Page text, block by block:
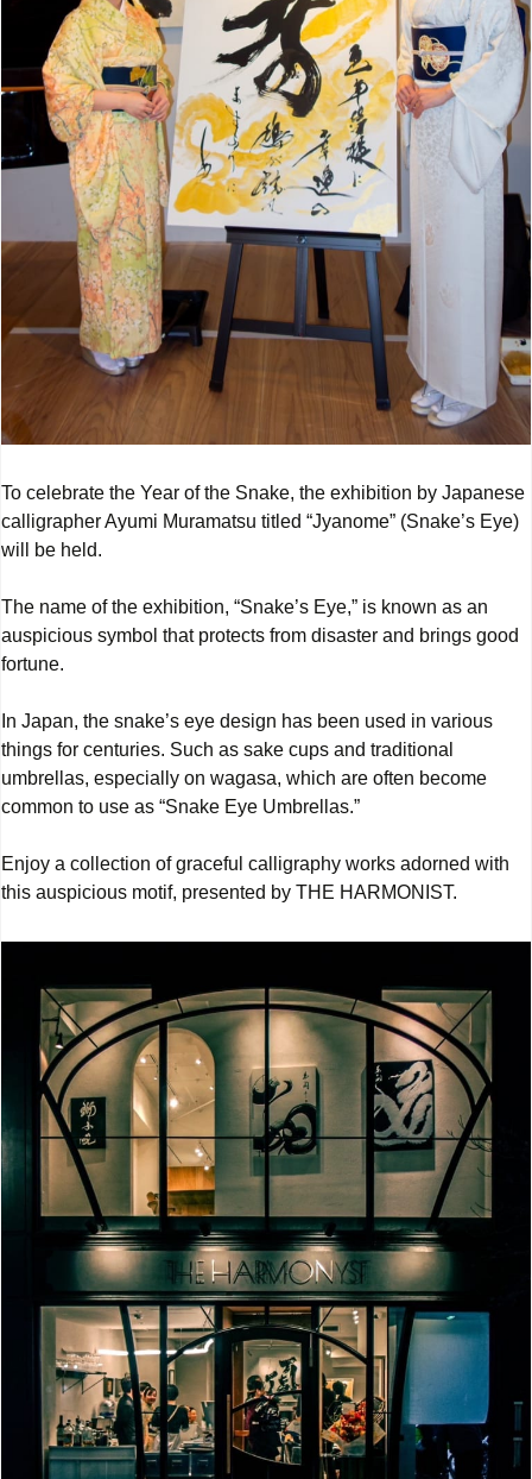
To celebrate the Year of the Snake, the exhibition by Japanese
calligrapher Ayumi Muramatsu titled “Jyanome” (Snake’s Eye)
will be held.
The name of the exhibition, “Snake’s Eye,” is known as an
auspicious symbol that protects from disaster and brings good
fortune.
In Japan, the snake’s eye design has been used in various
things for centuries. Such as sake cups and traditional
umbrellas, especially on wagasa, which are often become
common to use as “Snake Eye Umbrellas.”
Enjoy a collection of graceful calligraphy works adorned with
this auspicious motif, presented by THE HARMONIST.